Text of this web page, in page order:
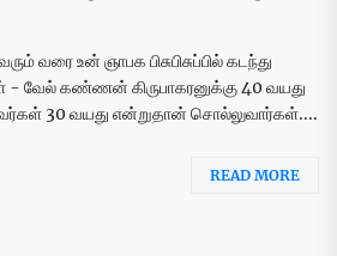
வரை உன் ஞாபக பிசுபிசுப்பில் கடந்து
வேல் கண்ணன் கிருபாகரனுக்கு 40 வயது
30 வயது என்றுதான் சொல்லுவார்கள்....
READ MORE